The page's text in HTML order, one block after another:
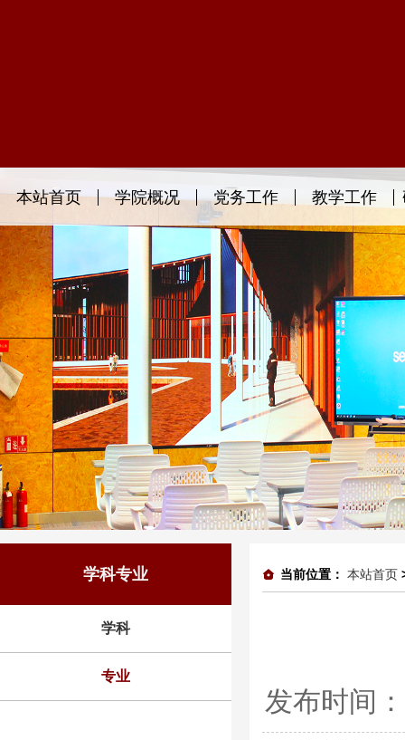
本站首页 学院概况 党务工作 教学工作
学科专业
学科
专业
当前位置： 本站首页
发布时间